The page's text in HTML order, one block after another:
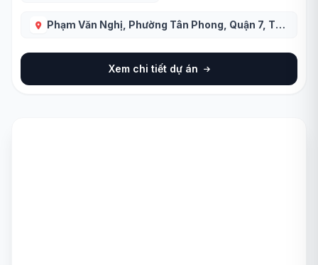
Phạm Văn Nghị, Phường Tân Phong, Quận 7, TP.HCM
Xem chi tiết dự án